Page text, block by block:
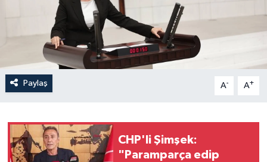
Paylaş A- A+
CHP'li Şimşek:
"Paramparça edip